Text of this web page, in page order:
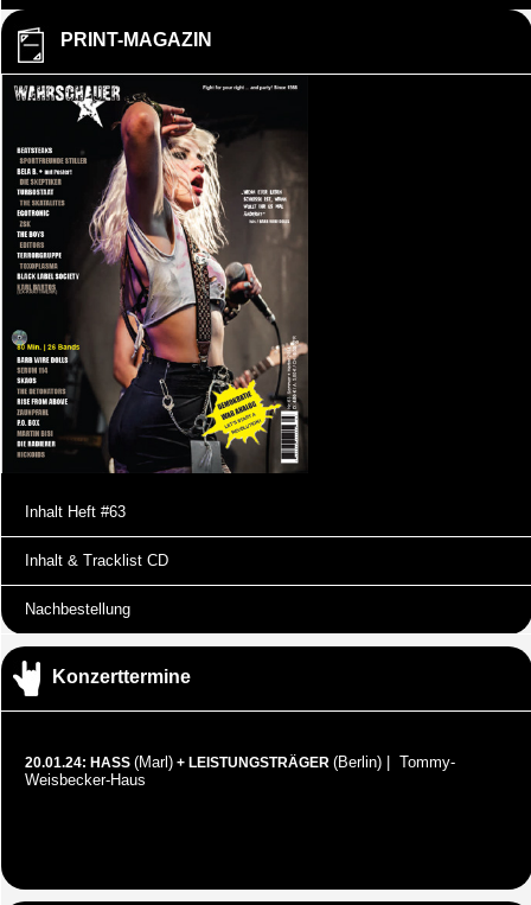
PRINT-MAGAZIN
Inhalt Heft #63
Inhalt & Tracklist CD
Nachbestellung
Konzerttermine
20.01.24: HASS (Marl) + LEISTUNGSTRÄGER (Berlin) | Tommy-
Weisbecker-Haus